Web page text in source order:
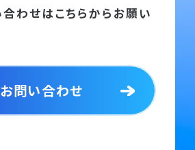
わせはこちらからお願い
お問い合わせ